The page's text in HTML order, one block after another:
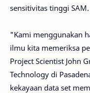
sensitivitas tinggi SAM.
"Kami menggunakan
ilmu kita memeriksa
Project Scientist John
Technology di
kekayaan data set